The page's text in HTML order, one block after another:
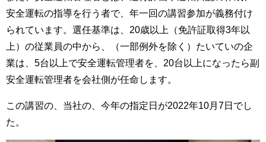
安全運転の指導を行う者で、年一回の講習参加が義務付け
られています。選任基準は、20歳以上（免許証取得3年以
上）の従業員の中から、（一部例外を除く）たいていの企
業は、5台以上で安全運転管理者を、20台以上になったら副
安全運転管理者を会社側が任命します。
この講習の、当社の、今年の指定日が2022年10月7日でし
た。